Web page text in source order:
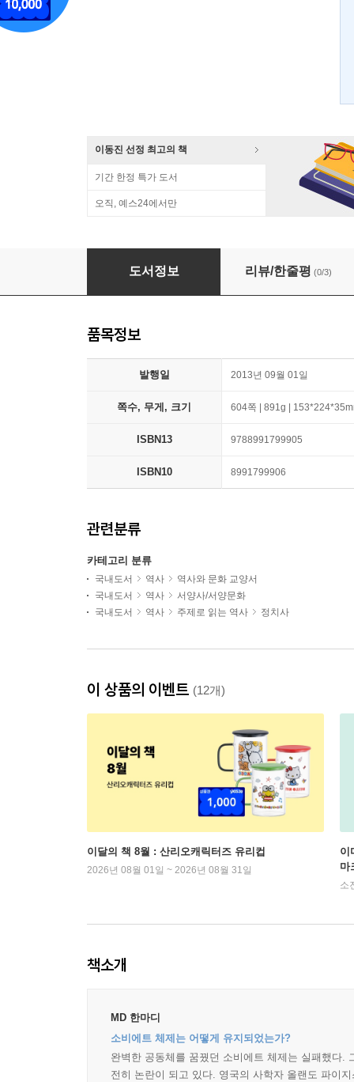
이동진 선정 최고의 책
기간 한정 특가 도서
오직, 예스24에서만
속삭이는 사회 2
도서정보 리뷰/한줄평 (0/3)
품목정보
발행일 2013년 09월 01일
쪽수, 무게, 크기 604쪽 | 891g |
ISBN13 9788991799905
ISBN10 8991799906
관련분류
카테고리 분류
국내도서 역사
역사와 문화 교양서
국내도서
역사
서양사/서양문화
국내도서
역사 주제로 읽는 역사 정치사
이 상품의 이벤트 (12개)
이달의 책 8월 : 산리오캐릭터즈 유리컵
2026년 08월 01일 ~ 2026년 08월 31일
이
마
소
책소개
MD 한마디
소비에트 체제는 어떻게 유지되었는가?
완벽한 공동체를 꿈꿨던 소비에트 체제는 실패했다.
전히 논란이 되고 있다. 영국의 사학자 올랜도 파이